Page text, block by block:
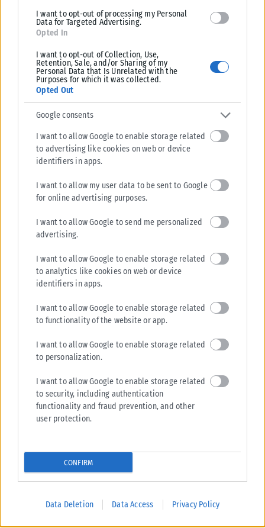
I want to opt-out of processing my Personal
Data for Targeted Advertising.
Opted In
I want to opt-out of Collection, Use,
Retention, Sale, and/or Sharing of my
Personal Data that Is Unrelated with the
Purposes for which it was collected.
Opted Out
Google consents
I want to allow Google to enable storage related
to advertising like cookies on web or device
identifiers in apps.
I want to allow my user data to be sent to Google
for online advertising purposes.
I want to allow Google to send me personalized
advertising.
I want to allow Google to enable storage related
to analytics like cookies on web or device
identifiers in apps.
I want to allow Google to enable storage related
to functionality of the website or app.
I want to allow Google to enable storage related
to personalization.
I want to allow Google to enable storage related
to security, including authentication
functionality and fraud prevention, and other
user protection.
CONFIRM
Data Deletion Data Access Privacy Policy
ΕΛΛΆΔΑ
Θεσσαλονίκη: Αναρτήθηκε o διαγωνισμός για την ανάπλαση
της ΔΕΘ
ιστοσελίδα της Μονάδας Στρατηγικών Συμβάσεων (Project Preparation
Facility – PPF) ...